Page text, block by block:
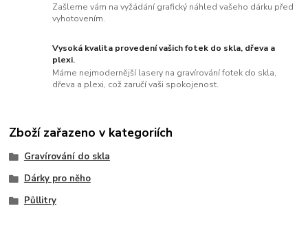
Zašleme vám na vyžádání grafický náhled vašeho dárku před
vyhotovením.
Vysoká kvalita provedení vašich fotek do skla, dřeva a
plexi.
Máme nejmodernější lasery na gravírování fotek do skla,
dřeva a plexi, což zaručí vaši spokojenost.
Zboží zařazeno v kategoriích
Gravírování do skla
Dárky pro něho
Půllitry